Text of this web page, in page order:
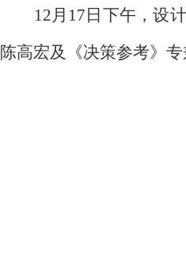
12月17日下午，设
陈高宏及《决策参考》